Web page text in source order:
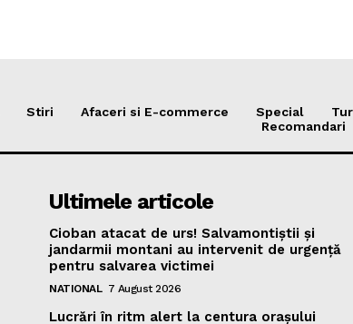
Stiri Afaceri si E-commerce Special
Recomandari
Ultimele articole
Cioban atacat de urs! Salvamontiștii și
jandarmii montani au intervenit de urgență
pentru salvarea victimei
NATIONAL 7 August 2026
Lucrări în ritm alert la centura orașului